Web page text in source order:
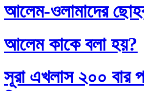
আলেম-ওলামাদের
আলেম কাকে বলা হয়?
সূরা এখলাস ২০০ বার